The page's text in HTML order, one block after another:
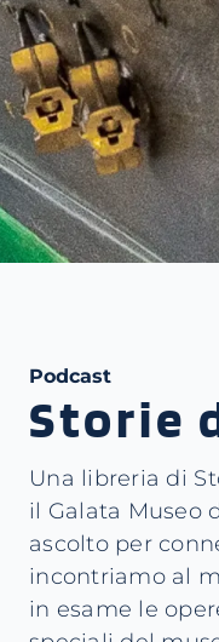
Podcast
Storie
Una libreria di
il Galata Museo
ascolto per
incontriamo al
in esame le